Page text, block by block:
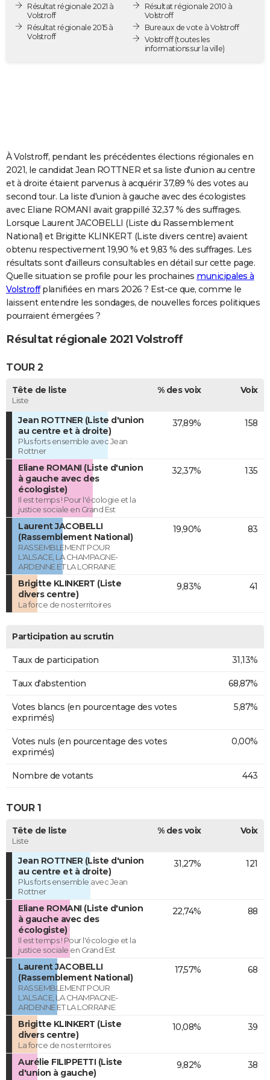
Destinations
City break
Voyage nature
Voyage de noces
Forum
PHOTO
GUIDES D'ACHAT
COPAINS D'AVANT
S'inscrire
Se connecter
Lycées
Collèges
Primaires
Universités
Entreprises
Service militaire
Avis de recherche
AVIS DE DÉCÈS
FORUM
Bricolage
Lifestyle
Culture
Sport
Auto
Television
Voyage
Cinema
Résultat régionale 2021 à
Volstroff
Résultat régionale 2015 à
Volstroff
Résultat régionale 2010 à
Volstroff
Bureaux de vote à Volstroff
Volstroff(toutes les
informations sur la ville)
À Volstroff, pendant les précédentes élections régionales en
2021, le candidat Jean ROTTNER et sa liste d'union au centre
et à droite étaient parvenus à acquérir 37,89 % des votes au
second tour. La liste d'union à gauche avec des écologistes
avec Eliane ROMANI avait grappillé 32,37 % des suffrages.
Lorsque Laurent JACOBELLI (Liste du Rassemblement
National) et Brigitte KLINKERT (Liste divers centre) avaient
obtenu respectivement 19,90 % et 9,83 % des suffrages. Les
résultats sont d'ailleurs consultables en détail sur cette page.
Quelle situation se profile pour les prochaines municipales à
Volstroffplanifiées en mars 2026 ? Est-ce que, comme le
laissent entendre les sondages, de nouvelles forces politiques
pourraient émergées ?
Résultat régionale 2021 Volstroff
TOUR 2
Tête de liste
Liste
% des voix Voix
Jean ROTTNER (Liste d'union
au centre et à droite)
Plus forts ensemble avec Jean
Rottner
37,89% 158
Eliane ROMANI (Liste d'union
à gauche avec des
écologiste)
Il est temps ! Pour l'écologie et la
justice sociale en Grand Est
32,37% 135
Laurent JACOBELLI
(Rassemblement National)
RASSEMBLEMENT POUR
L'ALSACE, LA CHAMPAGNE-
ARDENNE ET LA LORRAINE
19,90% 83
Brigitte KLINKERT (Liste
divers centre)
La force de nos territoires
9,83% 41
Participation au scrutin
Taux de participation 31,13%
Taux d'abstention 68,87%
Votes blancs (en pourcentage des votes
exprimés)
5,87%
Votes nuls (en pourcentage des votes
exprimés)
0,00%
Nombre de votants 443
TOUR 1
Tête de liste
Liste
% des voix Voix
Jean ROTTNER (Liste d'union
au centre et à droite)
Plus forts ensemble avec Jean
Rottner
31,27% 121
Eliane ROMANI (Liste d'union
à gauche avec des
écologiste)
Il est temps ! Pour l'écologie et la
justice sociale en Grand Est
22,74% 88
Laurent JACOBELLI
(Rassemblement National)
RASSEMBLEMENT POUR
L'ALSACE, LA CHAMPAGNE-
ARDENNE ET LA LORRAINE
17,57% 68
Brigitte KLINKERT (Liste
divers centre)
La force de nos territoires
10,08% 39
Aurélie FILIPPETTI (Liste
d'union à gauche)
9,82% 38